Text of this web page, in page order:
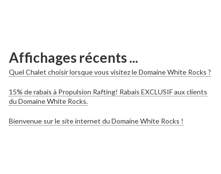
Affichages récents ...
Quel Chalet choisir lorsque vous visitez le Domaine White Rocks ?
15% de rabais à Propulsion Rafting! Rabais EXCLUSIF aux clients
du Domaine White Rocks.
Bienvenue sur le site internet du Domaine White Rocks !